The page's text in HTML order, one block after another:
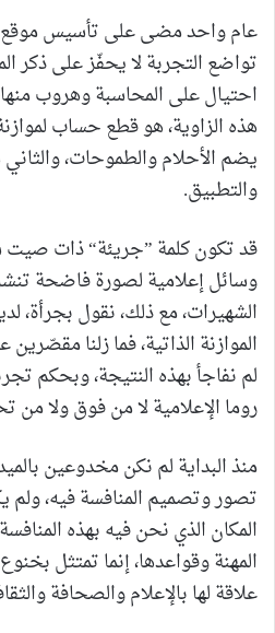
عام واحد مضى على تأسيس موقع
تواضع التجربة لا يحفّز على ذكر
احتيال على المحاسبة وهروب
هذه الزاوية، هو قطع حساب
يضم الأحلام والطموحات، والثاني
والتطبيق.
قد تكون كلمة ”جريئة“ ذات
وسائل إعلامية لصورة فاضحة
الشهيرات، مع ذلك، نقول بجرأة،
الموازنة الذاتية، فما زلنا
لم نفاجأ بهذه النتيجة، وبحكم
روما الإعلامية لا من فوق ولا من
منذ البداية لم نكن مخدوعين
تصور وتصميم المنافسة فيه، ولم
المكان الذي نحن فيه بهذه
المهنة وقواعدها، إنما تمتثل
علاقة لها بالإعلام والصحافة